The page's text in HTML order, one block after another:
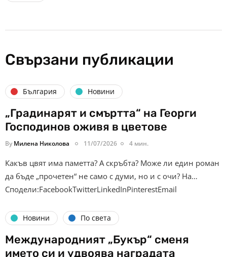
Свързани публикации
България Новини
„Градинарят и смъртта“ на Георги
Господинов оживя в цветове
By Милена Николова 11/07/2026 4 мин.
Какъв цвят има паметта? А скръбта? Може ли един роман
да бъде „прочетен“ не само с думи, но и с очи? На…
Сподели:FacebookTwitterLinkedInPinterestEmail
Новини По света
Международният „Букър“ сменя
името си и удвоява наградата